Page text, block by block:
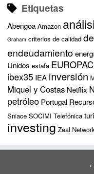
Etiquetas
Abengoa Amazon
Graham criterios de calidad
endeudamiento
Unidos estafa EUROPAC
ibex35 IEA inversión
Miquel y Costas Netflix
petróleo Portugal
Sniace SOCIMI Telefónica
investing Zeal